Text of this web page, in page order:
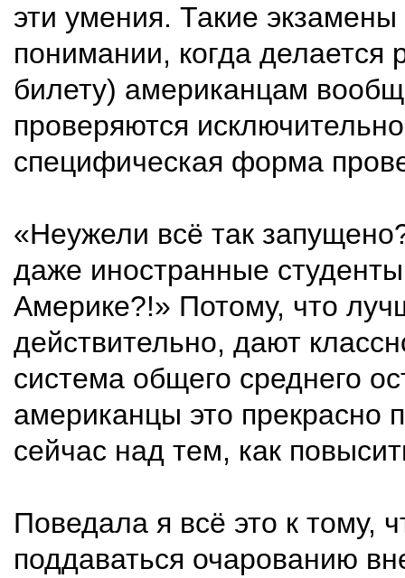
эти умения. Такие
понимании, когда делается
билету) американцам
проверяются
специфическая форма
«Неужели всё так
даже иностранные
Америке?!» Потому, что
действительно, дают
система общего среднего
американцы это прекрасно
сейчас над тем, как
Поведала я всё это к тому,
поддаваться очарованию